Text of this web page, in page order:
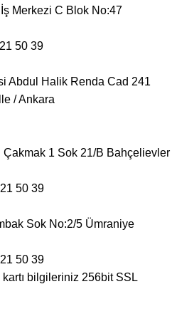
İş Merkezi C Blok No:47
50 39
Abdul Halik Renda Cad 241
/ Ankara
1 Sok 21/B Bahçelievler
50 39
Sok No:2/5 Ümraniye
50 39
kartı bilgileriniz 256bit SSL